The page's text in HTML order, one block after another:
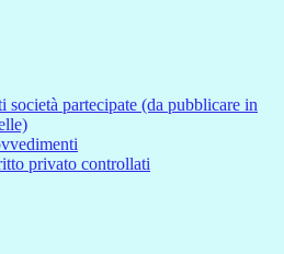
società partecipate (da pubblicare in
privato controllati